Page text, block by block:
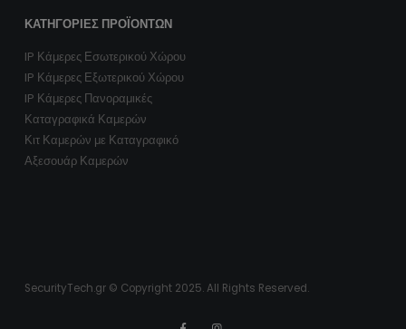
ΚΑΤΗΓΟΡΊΕΣ ΠΡΟΪΌΝΤΩΝ
IP Κάμερες Εσωτερικού Χώρου
IP Κάμερες Εξωτερικού Χώρου
IP Κάμερες Πανοραμικές
Καταγραφικά Καμερών
Κιτ Καμερών με Καταγραφικό
Αξεσουάρ Καμερών
SecurityTech.gr © Copyright 2025. All Rights Reserved.